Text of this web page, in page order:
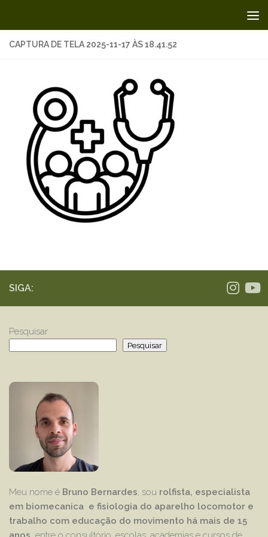
CAPTURA DE TELA 2025-11-17 ÀS 18.41.52
SIGA:
Pesquisar
Pesquisar
Meu nome é Bruno Bernardes, sou rolfista, especialista
em biomecanica e fisiologia do aparelho locomotor e
trabalho com educação do movimento há mais de 15